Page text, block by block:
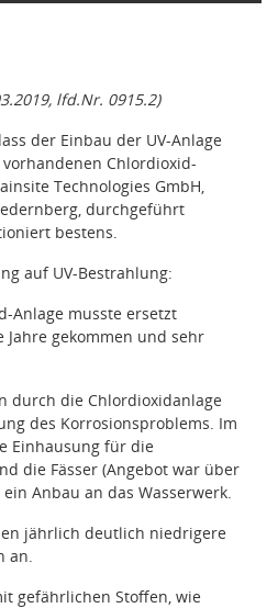
lfd.Nr. 0915.2)
der Einbau der UV-Anlage
Chlordioxid-
Technologies GmbH,
durchgeführt
bestens.
auf UV-Bestrahlung:
Anlage musste ersetzt
gekommen und sehr
durch die Chlordioxidanlage
des Korrosionsproblems. Im
Einhausung für die
die Fässer (Angebot war über
Anbau an das Wasserwerk.
jährlich deutlich niedrigere
an.
gefährlichen Stoffen, wie